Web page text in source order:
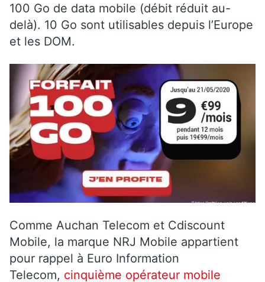
100 Go de data mobile (débit réduit au-
delà). 10 Go sont utilisables depuis l’Europe
et les DOM.
Comme Auchan Telecom et Cdiscount
Mobile, la marque NRJ Mobile appartient
pour rappel à Euro Information
Telecom, cinquième opérateur mobile